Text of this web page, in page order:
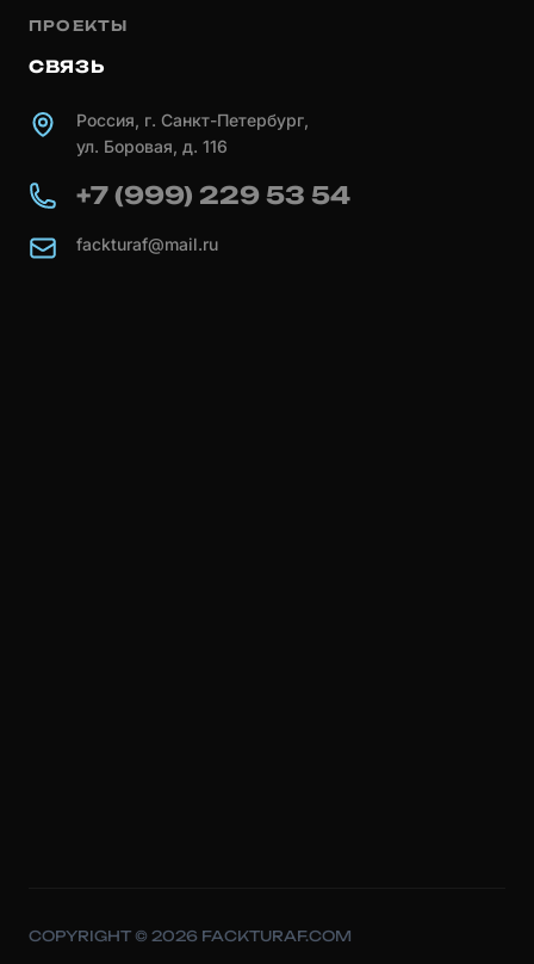
ПРОЕКТЫ
СВЯЗЬ
Россия, г. Санкт-Петербург,
ул. Боровая, д. 116
+7 (999) 229 53 54
fackturaf@mail.ru
COPYRIGHT © 2026 FACKTURAF.COM